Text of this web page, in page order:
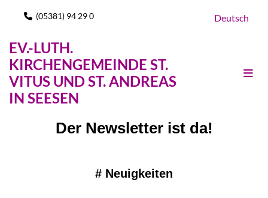
 (05381) 94 29 0 Deutsch
EV.-LUTH.
KIRCHENGEMEINDE ST.
VITUS UND ST. ANDREAS
IN SEESEN
Der Newsletter ist da!
# Neuigkeiten